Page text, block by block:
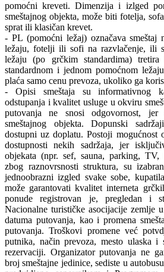
pomoćni kreveti. Dimenzija i izlged
smeštajnog objekta, može biti fotelja,
sprat ili klasičan krevet.
- PL (pomoćni ležaj) označava smeštaj
ležaju, fotelji ili sofi na razvlačenje, ili
ležaju (po grčkim standardima)
standardnom i jednom pomoćnom
plaća samo cenu prevoza, ukoliko ga
- Opisi smeštaja su informativnog
odstupanja i kvalitet usluge u okviru
putovanja ne snosi odgovornost,
smeštajnog objekta. Dopunski
dostupni uz doplatu. Postoji mogućnost
dostupnosti nekih sadržaja, jer
objekata (npr. sef, sauna, parking, TV,
zbog raznovrsnosti struktura, su
jednoobrazni izgled svake sobe,
može garantovati kvalitet interneta
ponude registrovan je, pregledan i
Nacionalne turističke asocijacije zemlje
datuma putovanja, kao i promena
putovanja. Troškovi promene već
putnika, način prevoza, mesto ulaska
rezervaciji. Organizator putovanja ne
broj smeštajne jedinice, sediste u